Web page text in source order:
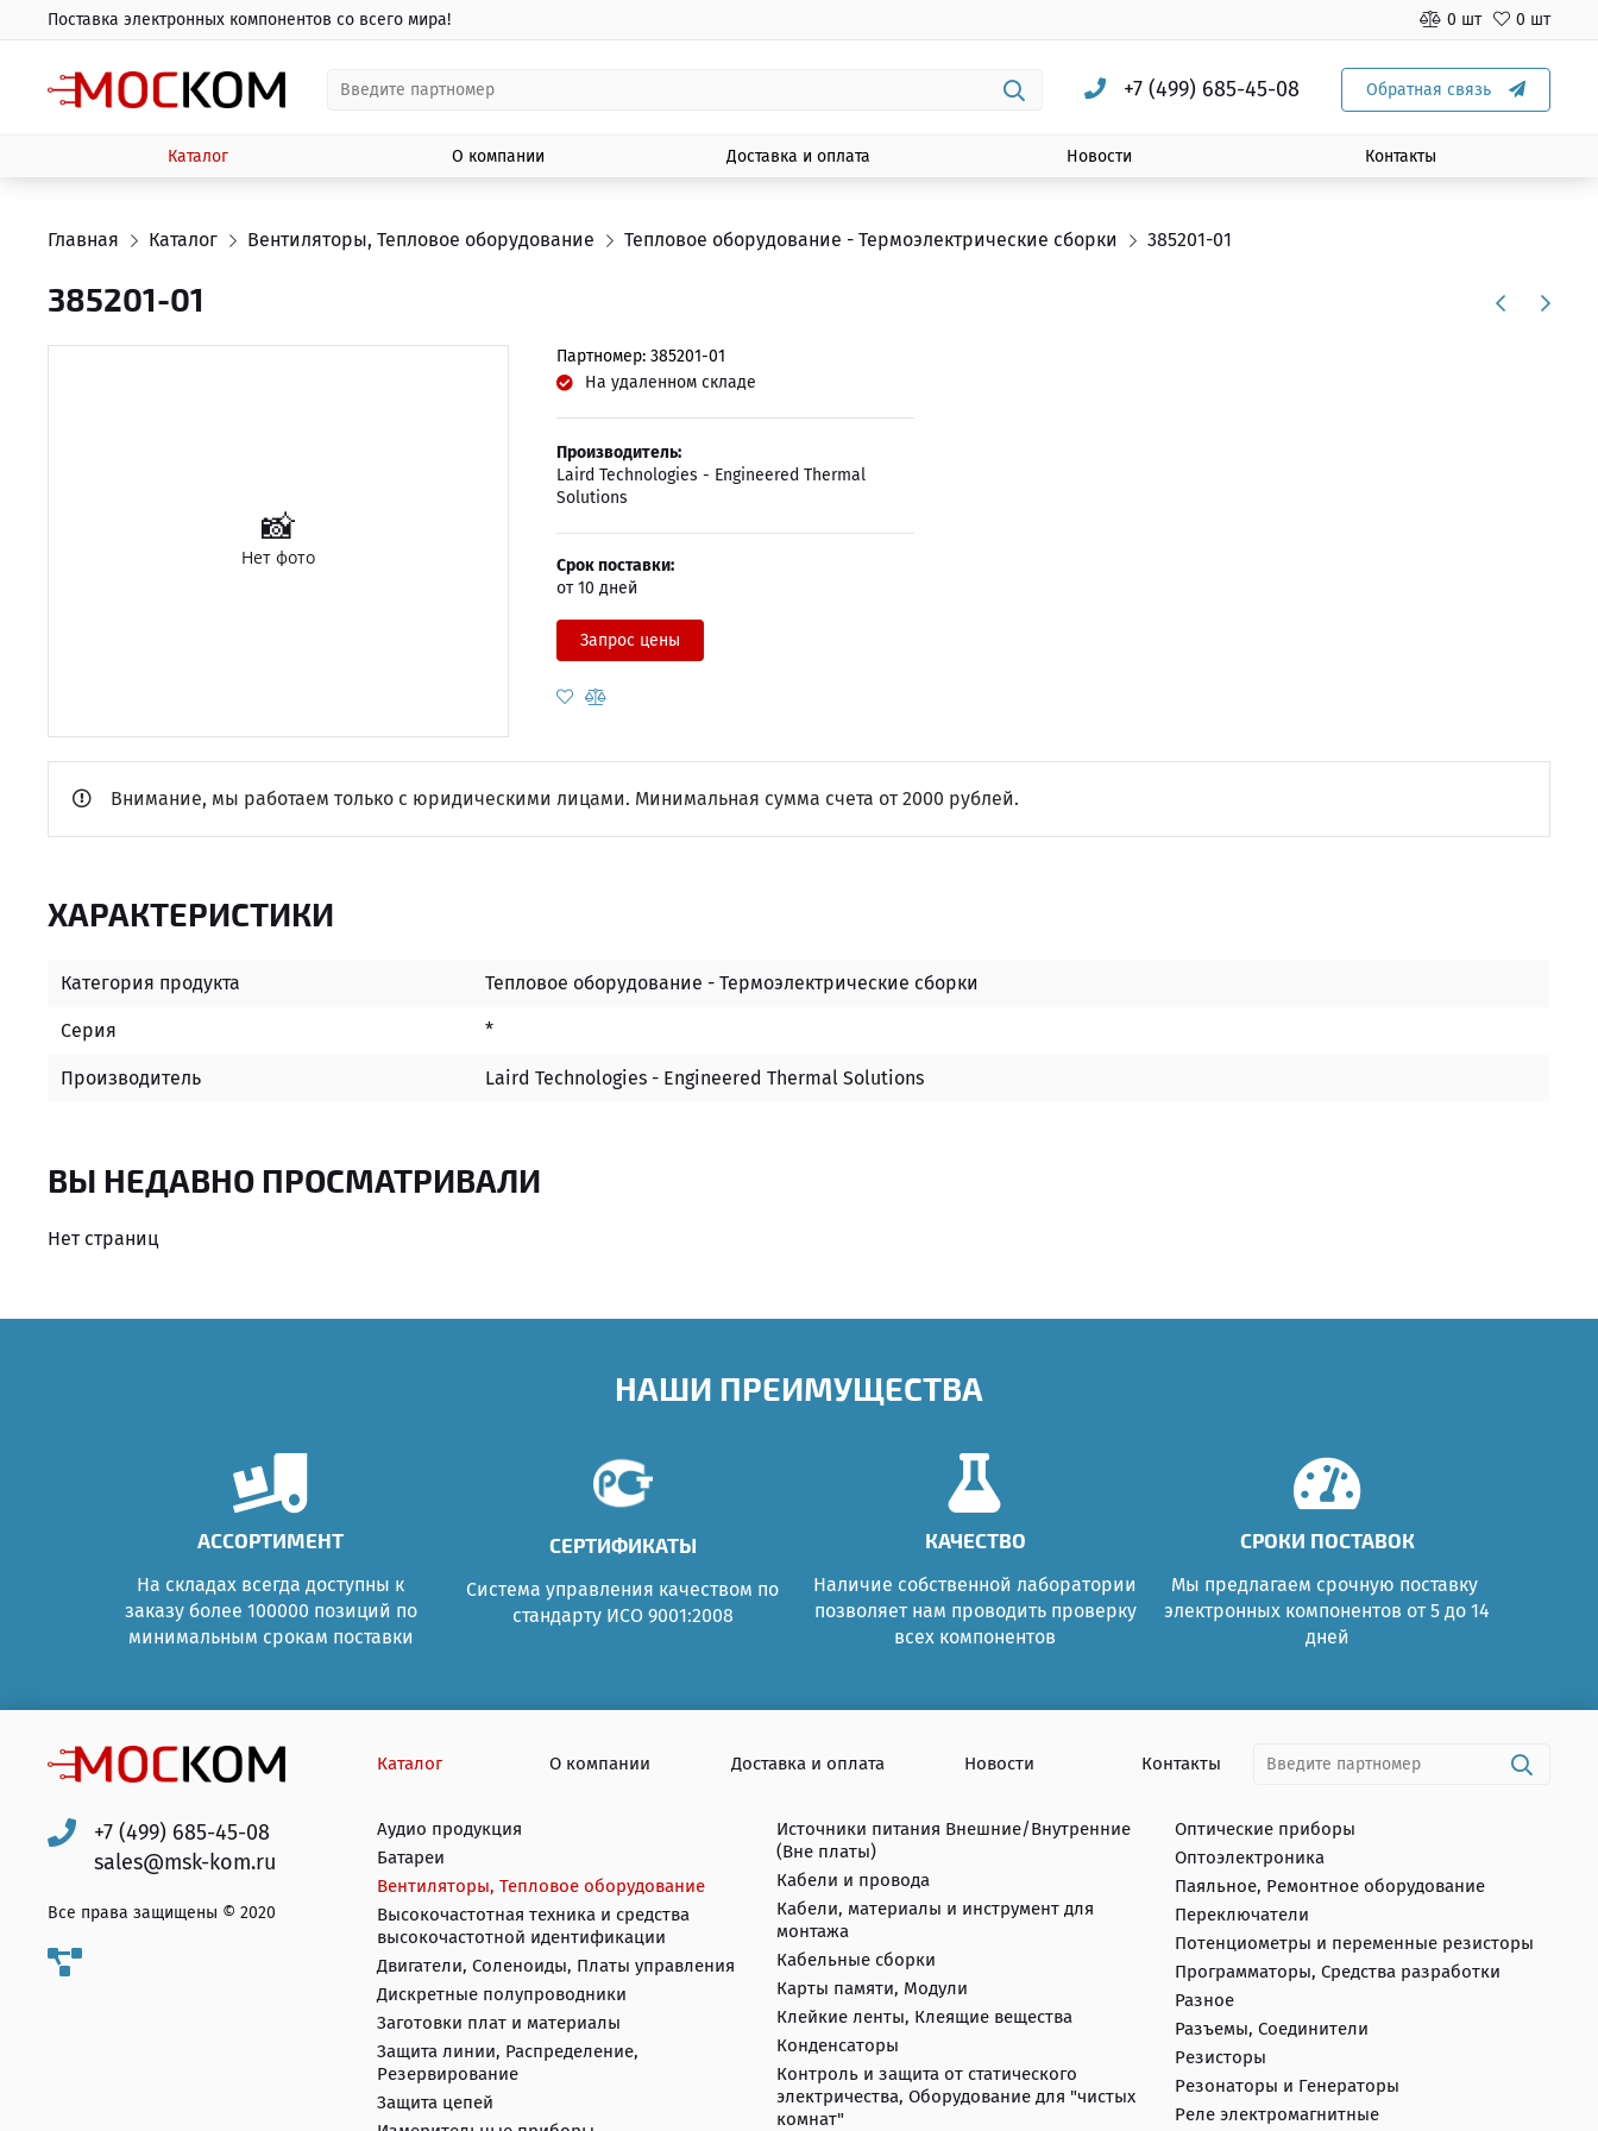
Поставка электронных компонентов со всего мира! 0 шт 0 шт
+7 (499) 685-45-08 Обратная связь
Каталог О компании Доставка и оплата Новости Контакты
Главная Каталог Вентиляторы, Тепловое оборудование Тепловое оборудование - Термоэлектрические сборки 385201-01
385201-01
ВЫ НЕДАВНО ПРОСМАТРИВАЛИ
Нет страниц
ХАРАКТЕРИСТИКИ
Категория продукта Тепловое оборудование - Термоэлектрические сборки
Серия *
Производитель Laird Technologies - Engineered Thermal Solutions
Партномер: 385201-01
Срок поставки:
от 10 дней
На удаленном складе
Производитель:
Laird Technologies - Engineered Thermal
Solutions
Запрос цены
Внимание, мы работаем только с юридическими лицами. Минимальная сумма счета от 2000 рублей.
НАШИ ПРЕИМУЩЕСТВА
АССОРТИМЕНТ
На складах всегда доступны к
заказу более 100000 позиций по
минимальным срокам поставки
СЕРТИФИКАТЫ
Система управления качеством по
стандарту ИСО 9001:2008
КАЧЕСТВО
Наличие собственной лаборатории
позволяет нам проводить проверку
всех компонентов
СРОКИ ПОСТАВОК
Мы предлагаем срочную поставку
электронных компонентов от 5 до 14
дней
Каталог О компании Доставка и оплата Новости Контакты
+7 (499) 685-45-08
sales@msk-kom.ru
Все права защищены © 2020
Аудио продукция
Батареи
Вентиляторы, Тепловое оборудование
Высокочастотная техника и средства
высокочастотной идентификации
Двигатели, Соленоиды, Платы управления
Дискретные полупроводники
Заготовки плат и материалы
Защита линии, Распределение,
Резервирование
Защита цепей
Источники питания Внешние/Внутренние
(Вне платы)
Кабели и провода
Кабели, материалы и инструмент для
монтажа
Кабельные сборки
Карты памяти, Модули
Клейкие ленты, Клеящие вещества
Конденсаторы
Контроль и защита от статического
электричества, Оборудование для "чистых
комнат"
Оптические приборы
Оптоэлектроника
Паяльное, Ремонтное оборудование
Переключатели
Потенциометры и переменные резисторы
Программаторы, Средства разработки
Разное
Разъемы, Соединители
Резисторы
Резонаторы и Генераторы
Реле электромагнитные